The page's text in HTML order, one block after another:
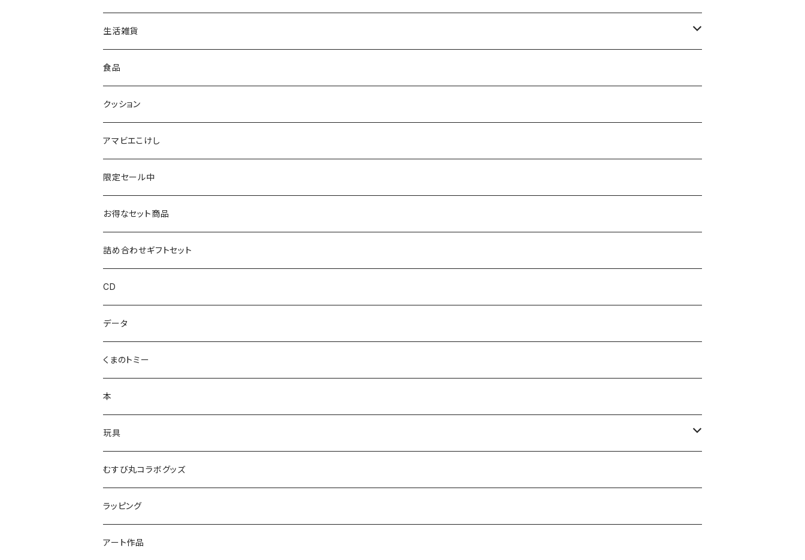
早坂政弘工人（遠刈田系）
仙台弁こけしのこけし
やじろうちゃん
ばんつぁん
おしょすい
ズンダリアンシリーズ
コケゾン
ステッカー
マスキングテープ
ノート
メモ帳
クリアファイル
ポーチ
生活雑貨
スポンジ
フォトフレーム
食品
クッション
アマビエこけし
限定セール中
お得なセット商品
詰め合わせギフトセット
CD
データ
くまのトミー
本
玩具
かるた
むすび丸コラボグッズ
ラッピング
アート作品